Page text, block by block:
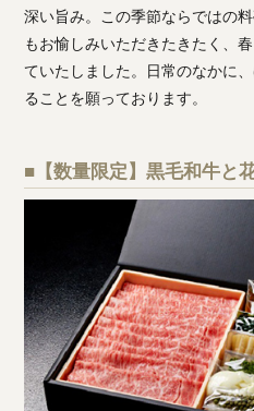
深い旨み。この季節ならではの
もお愉しみいただきたきたく、
ていたしました。日常のなかに
ることを願っております。
■【数量限定】黒毛和牛と